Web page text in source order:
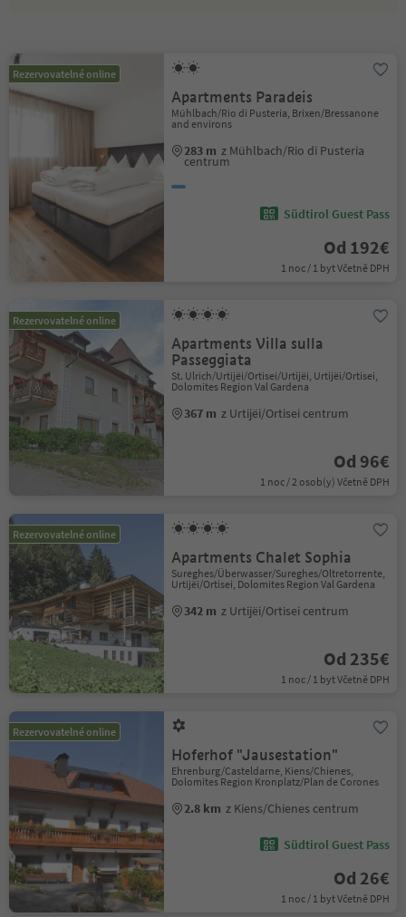
Rezervovatelné online
Apartments Paradeis
Mühlbach/Rio di Pusteria, Brixen/Bressanone
and environs
283 m z Mühlbach/Rio di Pusteria
centrum
Südtirol Guest Pass
Od 192€
1 noc / 1 byt Včetně DPH
Rezervovatelné online
Apartments Villa sulla
Passeggiata
St. Ulrich/Urtijëi/Ortisei/Urtijëi, Urtijëi/Ortisei,
Dolomites Region Val Gardena
367 m z Urtijëi/Ortisei centrum
Od 96€
1 noc / 2 osob(y) Včetně DPH
Rezervovatelné online
Apartments Chalet Sophia
Sureghes/Überwasser/Sureghes/Oltretorrente,
Urtijëi/Ortisei, Dolomites Region Val Gardena
342 m z Urtijëi/Ortisei centrum
Od 235€
1 noc / 1 byt Včetně DPH
Rezervovatelné online
Hoferhof "Jausestation"
Ehrenburg/Casteldarne, Kiens/Chienes,
Dolomites Region Kronplatz/Plan de Corones
2.8 km z Kiens/Chienes centrum
Südtirol Guest Pass
Od 26€
1 noc / 1 byt Včetně DPH